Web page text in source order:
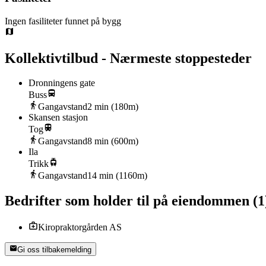
Ingen fasiliteter funnet på bygg
Kollektivtilbud - Nærmeste stoppesteder
Dronningens gate
Buss
Gangavstand2 min (180m)
Skansen stasjon
Tog
Gangavstand8 min (600m)
Ila
Trikk
Gangavstand14 min (1160m)
Bedrifter som holder til på eiendommen (1
Kiropraktorgården AS
Gi oss tilbakemelding